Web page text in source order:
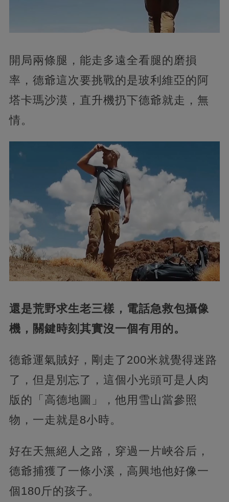
開局兩條腿，能走多遠全看腿的磨損
率，德爺這次要挑戰的是玻利維亞的阿
塔卡瑪沙漠，直升機扔下德爺就走，無
情。
還是荒野求生老三樣，電話急救包攝像
機，關鍵時刻其實沒一個有用的。
德爺運氣賊好，剛走了200米就覺得迷路
了，但是別忘了，這個小光頭可是人肉
版的「高德地圖」，他用雪山當參照
物，一走就是8小時。
好在天無絕人之路，穿過一片峽谷后，
德爺捕獲了一條小溪，高興地他好像一
個180斤的孩子。